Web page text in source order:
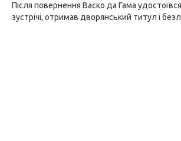
Після повернення Васко да Гама
зустрічі, отримав дворянський титул і